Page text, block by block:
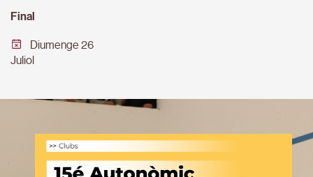
Final
Diumenge 26
Juliol